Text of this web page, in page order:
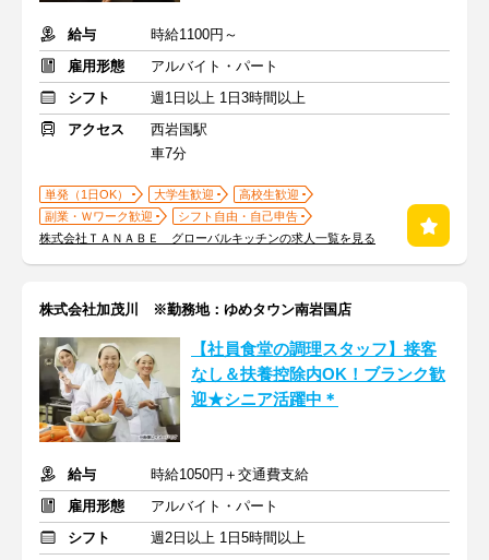
給与
時給1100円～
雇用形態
アルバイト・パート
シフト
週1日以上 1日3時間以上
アクセス
西岩国駅
車7分
単発（1日OK） 大学生歓迎
高校生歓迎
副業・Ｗワーク歓迎
シフト自由・自己申告
株式会社ＴＡＮＡＢＥ グローバルキッチンの求人一覧を見る
株式会社加茂川 ※勤務地：ゆめタウン南岩国店
【社員食堂の調理スタッフ】接客
なし＆扶養控除内OK！ブランク歓
迎★シニア活躍中＊
給与
時給1050円＋交通費支給
雇用形態
アルバイト・パート
シフト
週2日以上 1日5時間以上